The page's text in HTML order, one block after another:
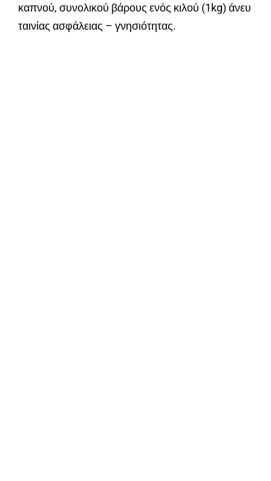
καπνού, συνολικού βάρους ενός κιλού (1kg) άνευ
ταινίας ασφάλειας – γνησιότητας.